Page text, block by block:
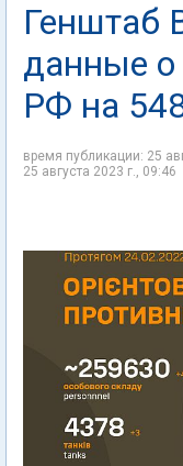
Генштаб
данные о
РФ на
время публикации: 25
25 августа 2023 г., 09:46